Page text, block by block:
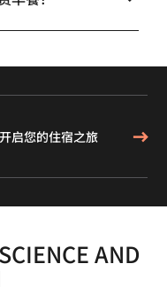
启您的住宿之旅
AND